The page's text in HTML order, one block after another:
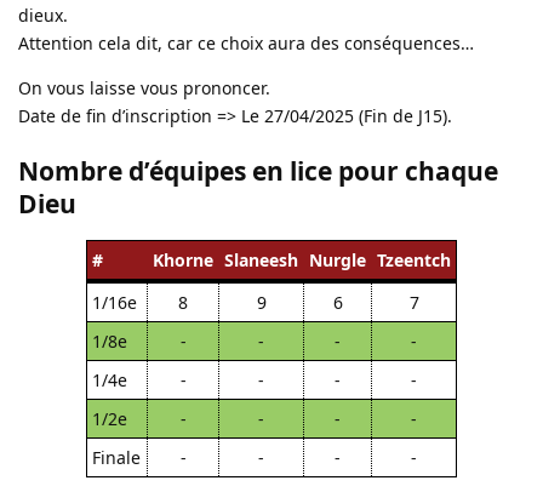
dieux.
Attention cela dit, car ce choix aura des conséquences…
On vous laisse vous prononcer.
Date de fin d’inscription => Le 27/04/2025 (Fin de J15).
Nombre d’équipes en lice pour chaque
Dieu
# Khorne Slaneesh Nurgle Tzeentch
1/16e
8 9 6
7
1/8e
- - -
-
1/4e
- - -
-
1/2e
- - -
-
Finale
- - - -